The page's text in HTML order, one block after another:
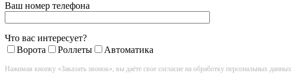
Ваш номер телефона
Что вас интересует?
Ворота
Роллеты Автоматика
Нажимая кнопку «Заказать звонок», вы даёте свое согласие на обработку персональных данных